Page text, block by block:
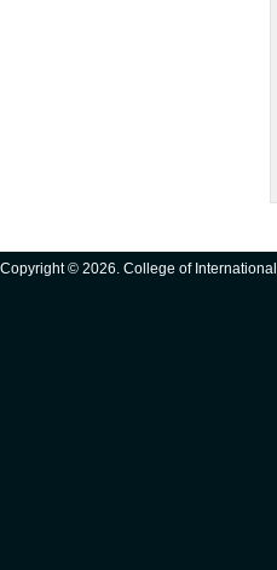
Copyright © 2026. College of